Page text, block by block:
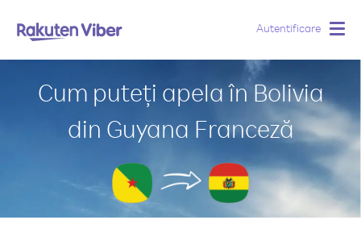
Autentificare
Cum puteți apela în Bolivia
din Guyana Franceză